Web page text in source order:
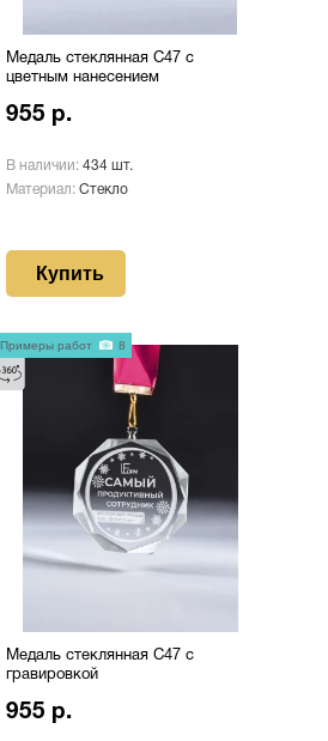
Медаль стеклянная C47 с
цветным нанесением
955 р.
В наличии: 434 шт.
Материал: Стекло
Купить
Медаль стеклянная C47 с
гравировкой
955 р.
Примеры работ 8